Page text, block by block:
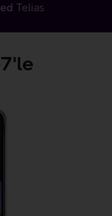
Telias